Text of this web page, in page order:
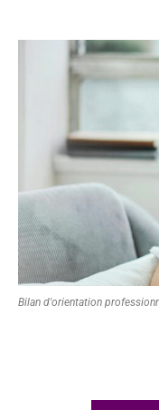
Bilan d'orientation